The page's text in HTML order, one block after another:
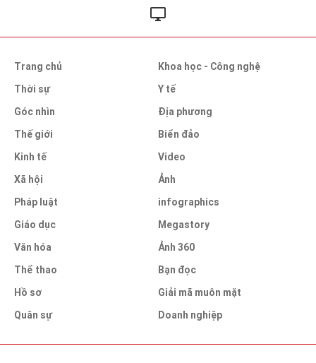
Trang chủ
Thời sự
Góc nhìn
Thế giới
Kinh tế
Xã hội
Pháp luật
Giáo dục
Văn hóa
Thể thao
Hồ sơ
Quân sự
Khoa học - Công nghệ
Y tế
Địa phương
Biển đảo
Video
Ảnh
infographics
Megastory
Ảnh 360
Bạn đọc
Giải mã muôn mặt
Doanh nghiệp